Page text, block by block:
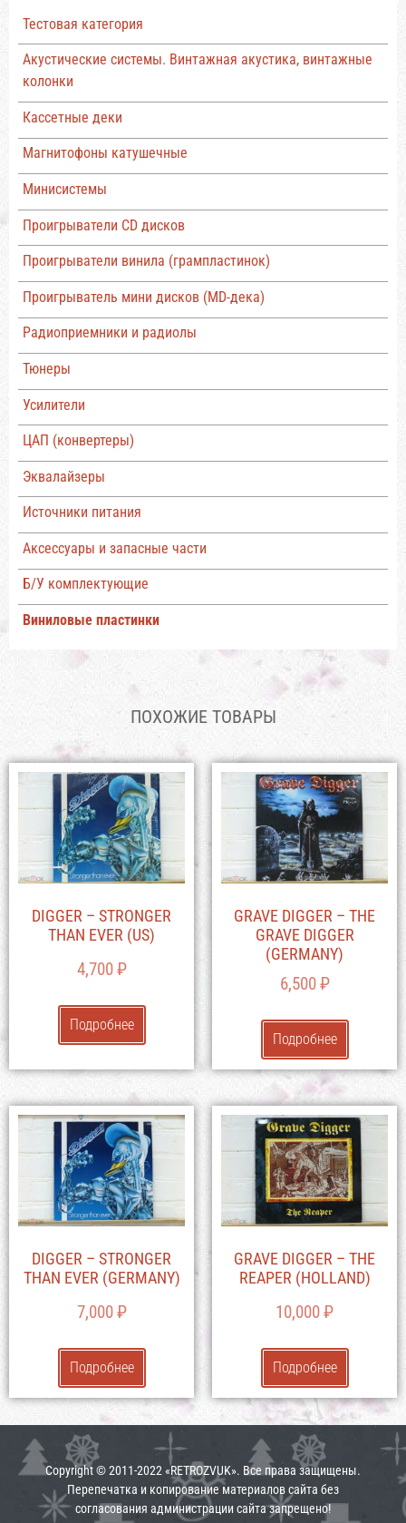
Тестовая категория
Акустические системы. Винтажная акустика, винтажные
колонки
Кассетные деки
Магнитофоны катушечные
Минисистемы
Проигрыватели CD дисков
Проигрыватели винила (грампластинок)
Проигрыватель мини дисков (MD-дека)
Радиоприемники и радиолы
Тюнеры
Усилители
ЦАП (конвертеры)
Эквалайзеры
Источники питания
Аксессуары и запасные части
Б/У комплектующие
Виниловые пластинки
ПОХОЖИЕ ТОВАРЫ
DIGGER – STRONGER
THAN EVER (US)
4,700₽
Подробнее
GRAVE DIGGER – THE
GRAVE DIGGER
(GERMANY)
6,500₽
Подробнее
DIGGER – STRONGER
THAN EVER (GERMANY)
7,000₽
Подробнее
GRAVE DIGGER – THE
REAPER (HOLLAND)
10,000₽
Подробнее
Copyright © 2011-2022 «RETROZVUK». Все права защищены.
Перепечатка и копирование материалов сайта без
согласования администрации сайта запрещено!